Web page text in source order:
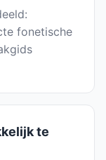
fonetische
te